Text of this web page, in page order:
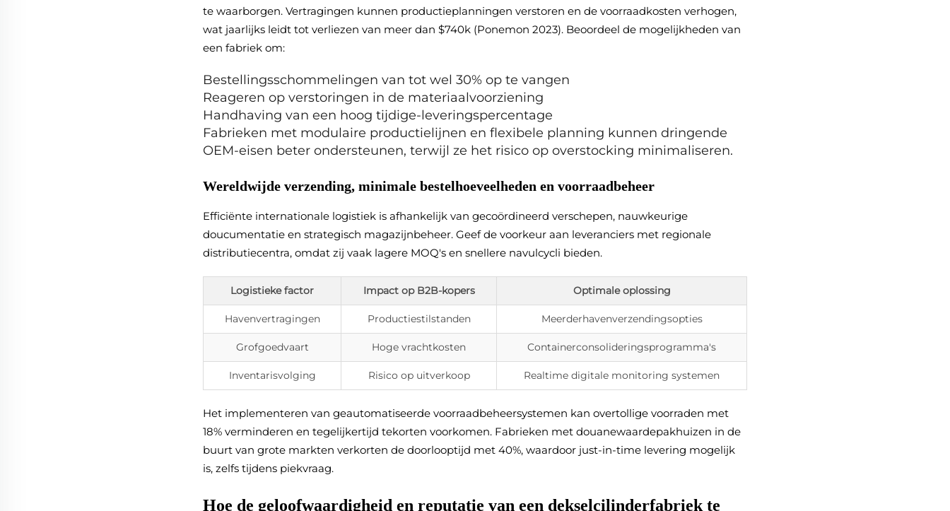
te waarborgen. Vertragingen kunnen productieplanningen verstoren en de voorraadkosten verhogen,
wat jaarlijks leidt tot verliezen van meer dan $740k (Ponemon 2023). Beoordeel de mogelijkheden van
een fabriek om:
Bestellingsschommelingen van tot wel 30% op te vangen
Reageren op verstoringen in de materiaalvoorziening
Handhaving van een hoog tijdige-leveringspercentage
Fabrieken met modulaire productielijnen en flexibele planning kunnen dringende
OEM-eisen beter ondersteunen, terwijl ze het risico op overstocking minimaliseren.
Wereldwijde verzending, minimale bestelhoeveelheden en voorraadbeheer
Efficiënte internationale logistiek is afhankelijk van gecoördineerd verschepen, nauwkeurige
doucumentatie en strategisch magazijnbeheer. Geef de voorkeur aan leveranciers met regionale
distributiecentra, omdat zij vaak lagere MOQ's en snellere navulcycli bieden.
Logistieke factor Impact op B2B-kopers Optimale oplossing
Havenvertragingen Productiestilstanden Meerderhavenverzendingsopties
Grofgoedvaart Hoge vrachtkosten Containerconsolideringsprogramma's
Inventarisvolging Risico op uitverkoop Realtime digitale monitoring systemen
Het implementeren van geautomatiseerde voorraadbeheersystemen kan overtollige voorraden met
18% verminderen en tegelijkertijd tekorten voorkomen. Fabrieken met douanewaardepakhuizen in de
buurt van grote markten verkorten de doorlooptijd met 40%, waardoor just-in-time levering mogelijk
is, zelfs tijdens piekvraag.
Hoe de geloofwaardigheid en reputatie van een dekselcilinderfabriek te